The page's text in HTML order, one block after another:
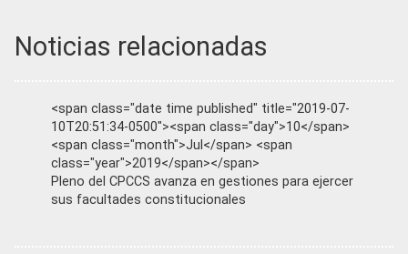
Noticias relacionadas
<span class="date time published" title="2019-07-
10T20:51:34-0500"><span class="day">10</span>
<span class="month">Jul</span> <span
class="year">2019</span></span>
Pleno del CPCCS avanza en gestiones para ejercer
sus facultades constitucionales